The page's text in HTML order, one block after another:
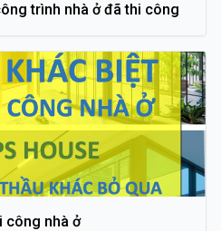
trình nhà ở đã thi công
công nhà ở